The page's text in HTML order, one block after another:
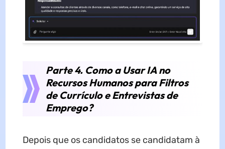
Parte 4. Como a Usar IA no
Recursos Humanos para Filtros
de Currículo e Entrevistas de
Emprego?
Depois que os candidatos se candidatam à